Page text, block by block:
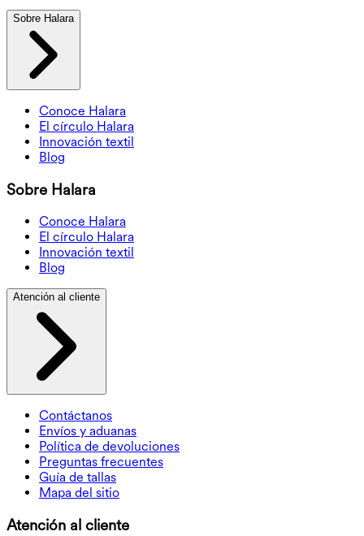
Sobre Halara
Conoce Halara
El círculo Halara
Innovación textil
Blog
Sobre Halara
Conoce Halara
El círculo Halara
Innovación textil
Blog
Atención al cliente
Contáctanos
Envíos y aduanas
Política de devoluciones
Preguntas frecuentes
Guía de tallas
Mapa del sitio
Atención al cliente